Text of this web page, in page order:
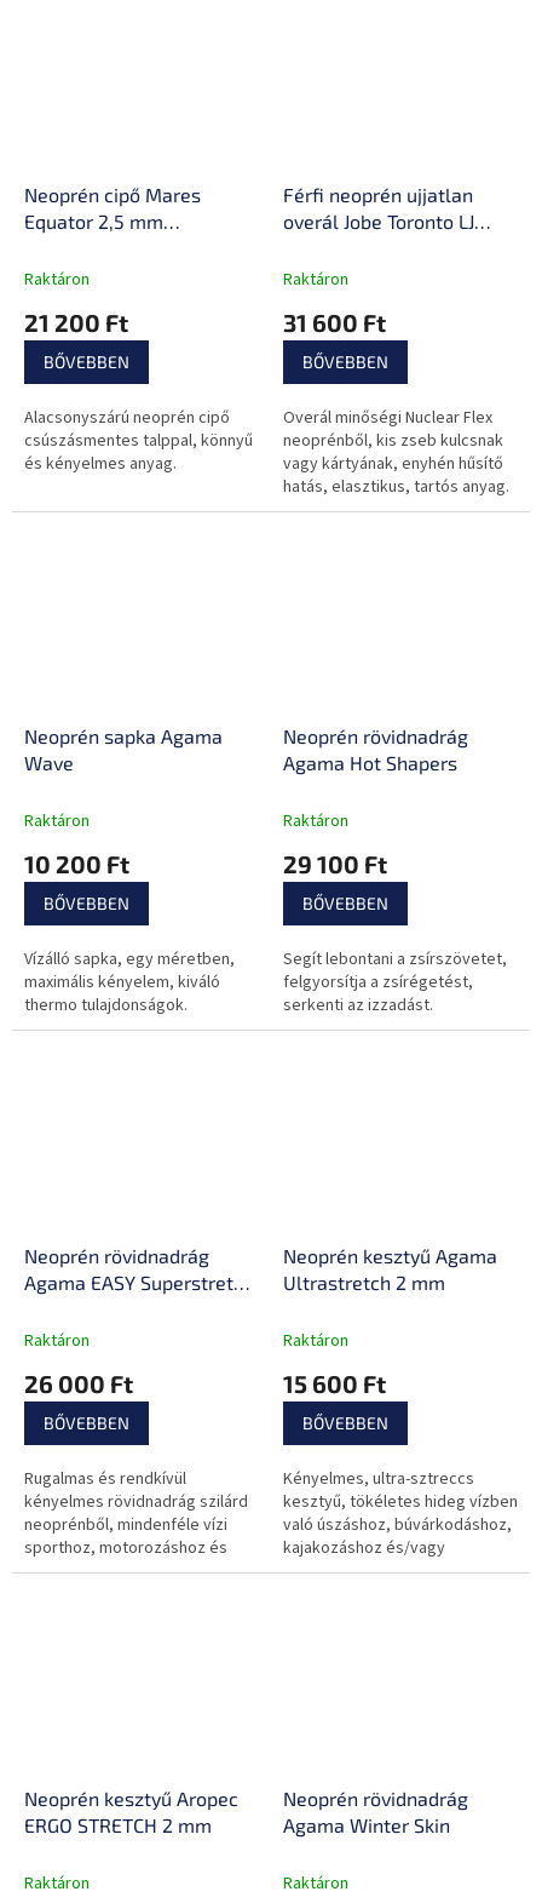
Neoprén cipő Mares
Equator 2,5 mm
Raktáron
21 200 Ft
BŐVEBBEN
Alacsonyszárú neoprén cipő
csúszásmentes talppal, könnyű
és kényelmes anyag.
Férfi neoprén ujjatlan
overál Jobe Toronto LJ
Raktáron
31 600 Ft
BŐVEBBEN
Overál minőségi Nuclear Flex
neoprénből, kis zseb kulcsnak
vagy kártyának, enyhén hűsítő
hatás, elasztikus, tartós anyag.
Neoprén sapka Agama
Wave
Raktáron
10 200 Ft
BŐVEBBEN
Vízálló sapka, egy méretben,
maximális kényelem, kiváló
thermo tulajdonságok.
Neoprén rövidnadrág
Agama Hot Shapers
Raktáron
29 100 Ft
BŐVEBBEN
Segít lebontani a zsírszövetet,
felgyorsítja a zsírégetést,
serkenti az izzadást.
Neoprén rövidnadrág
Agama EASY Superstretch
Raktáron
26 000 Ft
BŐVEBBEN
Rugalmas és rendkívül
kényelmes rövidnadrág szilárd
neoprénből, mindenféle vízi
sporthoz, motorozáshoz és
edzéshez alkalmas
Neoprén kesztyű Agama
Ultrastretch 2 mm
Raktáron
15 600 Ft
BŐVEBBEN
Kényelmes, ultra-sztreccs
kesztyű, tökéletes hideg vízben
való úszáshoz, búvárkodáshoz,
kajakozáshoz és/vagy
evezéshez.
Neoprén kesztyű Aropec
ERGO STRETCH 2 mm
Raktáron
Neoprén rövidnadrág
Agama Winter Skin
Raktáron